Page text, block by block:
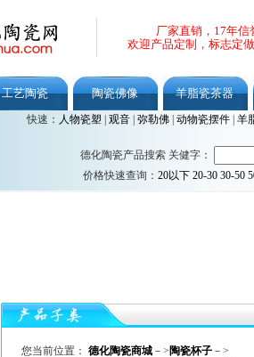
厂家直销，17年信
欢迎产品定制，标志定
工艺陶瓷 陶瓷佛像 羊脂瓷茶器
快速： 人物瓷塑 观音| 弥勒佛| 动物瓷摆件| 羊
德化陶瓷产品搜索 关健字：
价格快速查询： 20以下 20-30 30-50
您当前位置： 德化陶瓷商城－> 陶瓷杯子－>